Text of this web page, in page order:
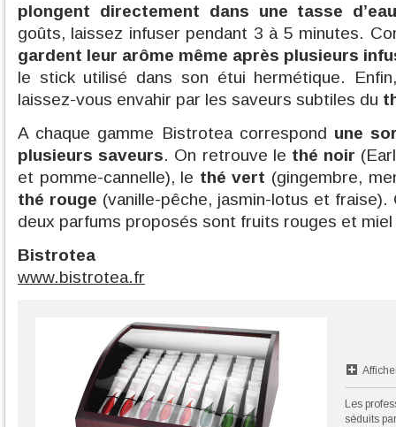
plongent directement dans une tasse
goûts, laissez infuser pendant 3 à 5 minutes.
gardent leur arôme même après plusieurs
le stick utilisé dans son étui hermétique.
laissez-vous envahir par les saveurs subtiles du
A chaque gamme Bistrotea correspond une
plusieurs saveurs. On retrouve le thé noir
et pomme-cannelle), le thé vert (gingembre,
thé rouge (vanille-pêche, jasmin-lotus et
deux parfums proposés sont fruits rouges et
Bistrotea
www.bistrotea.fr
Les
séduits